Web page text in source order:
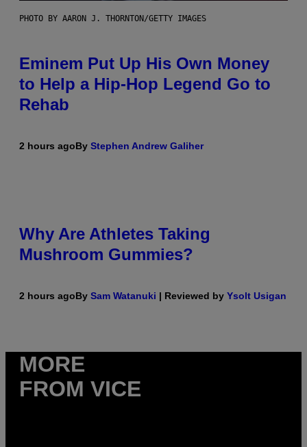
PHOTO BY AARON J. THORNTON/GETTY IMAGES
Eminem Put Up His Own Money
to Help a Hip-Hop Legend Go to
Rehab
2 hours agoBy Stephen Andrew Galiher
Why Are Athletes Taking
Mushroom Gummies?
2 hours agoBy Sam Watanuki | Reviewed by Ysolt Usigan
MORE
FROM VICE